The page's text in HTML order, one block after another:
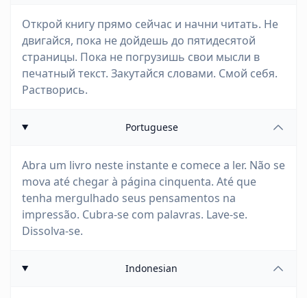
Открой книгу прямо сейчас и начни читать. Не
двигайся, пока не дойдешь до пятидесятой
страницы. Пока не погрузишь свои мысли в
печатный текст. Закутайся словами. Смой себя.
Растворись.
Portuguese
Abra um livro neste instante e comece a ler. Não se
mova até chegar à página cinquenta. Até que
tenha mergulhado seus pensamentos na
impressão. Cubra-se com palavras. Lave-se.
Dissolva-se.
Indonesian